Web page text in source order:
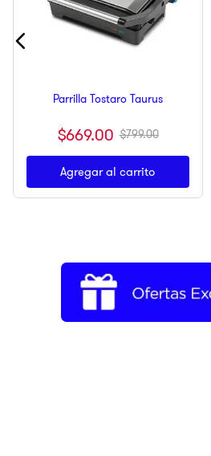
Parrilla Tostaro Taurus
$669.00 $799.00
Agregar al carrito